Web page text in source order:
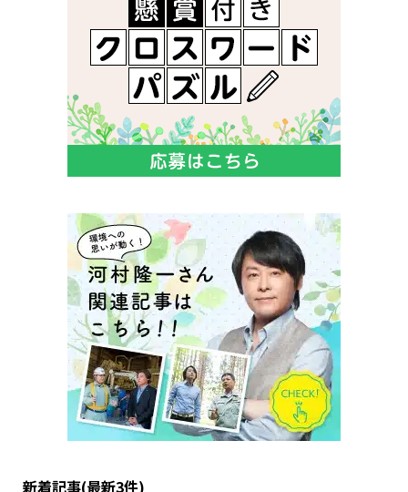
新着記事(最新3件)